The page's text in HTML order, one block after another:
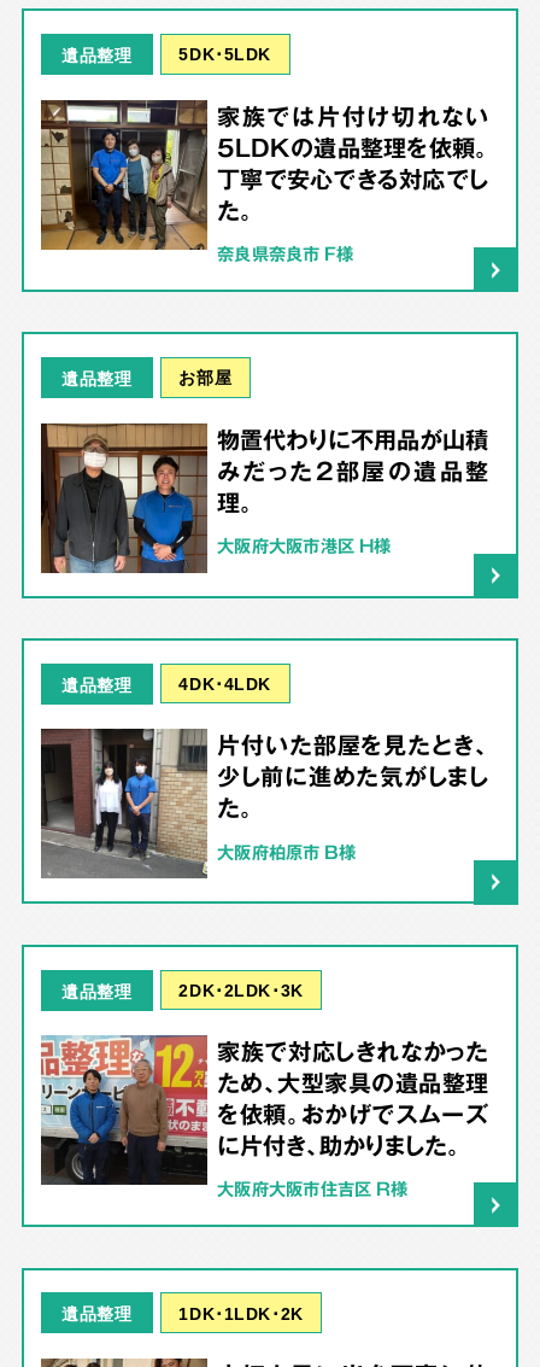
遺品整理 5DK･5LDK
家族では片付け切れない
5LDKの遺品整理を依頼。
丁寧で安心できる対応でし
た。
奈良県奈良市 F様
遺品整理 お部屋
物置代わりに不用品が山積
みだった2部屋の遺品整
理。
大阪府大阪市港区 H様
遺品整理 4DK･4LDK
片付いた部屋を見たとき、
少し前に進めた気がしまし
た。
大阪府柏原市 B様
遺品整理 2DK･2LDK･3K
家族で対応しきれなかった
ため、大型家具の遺品整理
を依頼。おかげでスムーズ
に片付き、助かりました。
大阪府大阪市住吉区 R様
遺品整理 1DK･1LDK･2K